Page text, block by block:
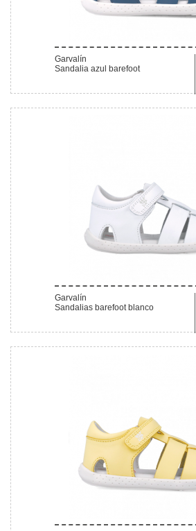
Garvalín
Sandalia azul barefoot
Garvalín
Sandalias barefoot blanco